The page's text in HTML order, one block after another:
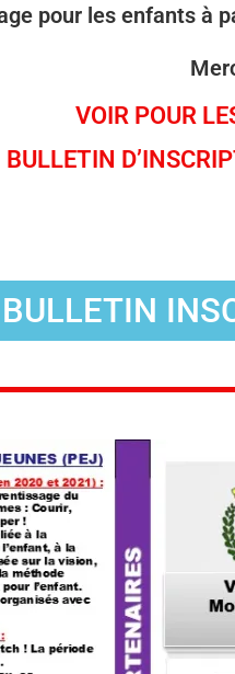
pour les enfants à
VOIR POUR
BULLETIN
BULLETIN